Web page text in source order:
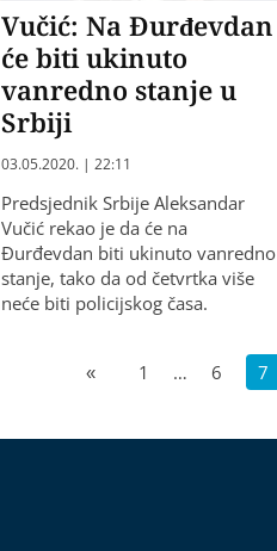
Vučić: Na Đurđevdan
će biti ukinuto
vanredno stanje u
Srbiji
03.05.2020. | 22:11
Predsjednik Srbije Aleksandar
Vučić rekao je da će na
Đurđevdan biti ukinuto vanredno
stanje, tako da od četvrtka više
neće biti policijskog časa.
« 1 … 6 7